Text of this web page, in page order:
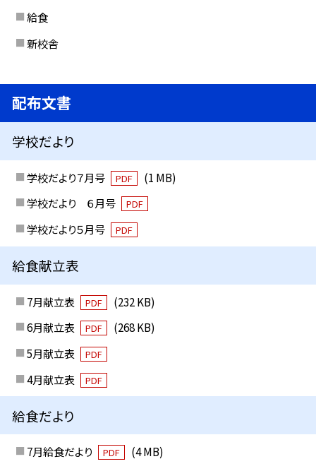
給食
新校舎
配布文書
学校だより
学校だより７月号 PDF
(1 MB)
学校だより ６月号
PDF
学校だより５月号 PDF
給食献立表
7月献立表 PDF
(232 KB)
6月献立表
PDF
(268 KB)
5月献立表
PDF
4月献立表 PDF
給食だより
7月給食だより PDF
(4 MB)